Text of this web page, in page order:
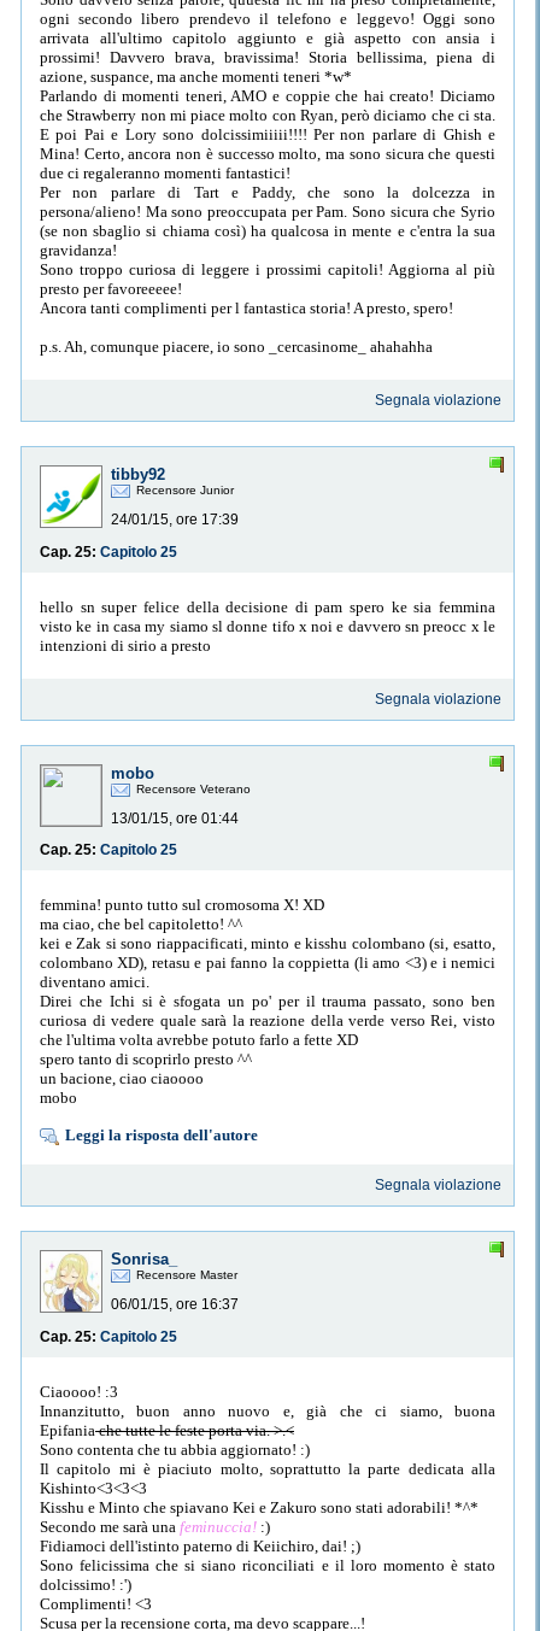
ogni secondo libero prendevo il telefono e leggevo! Oggi sono
arrivata all'ultimo capitolo aggiunto e già aspetto con ansia i
prossimi! Davvero brava, bravissima! Storia bellissima, piena di
azione, suspance, ma anche momenti teneri *w*
Parlando di momenti teneri, AMO e coppie che hai creato! Diciamo
che Strawberry non mi piace molto con Ryan, però diciamo che ci sta.
E poi Pai e Lory sono dolcissimiiiii!!!! Per non parlare di Ghish e
Mina! Certo, ancora non è successo molto, ma sono sicura che questi
due ci regaleranno momenti fantastici!
Per non parlare di Tart e Paddy, che sono la dolcezza in
persona/alieno! Ma sono preoccupata per Pam. Sono sicura che Syrio
(se non sbaglio si chiama così) ha qualcosa in mente e c'entra la sua
gravidanza!
Sono troppo curiosa di leggere i prossimi capitoli! Aggiorna al più
presto per favoreeeee!
Ancora tanti complimenti per l fantastica storia! A presto, spero!
p.s. Ah, comunque piacere, io sono _cercasinome_ ahahahha
Segnala violazione
tibby92
Recensore Junior
24/01/15, ore 17:39
Cap. 25: Capitolo 25
hello sn super felice della decisione di pam spero ke sia femmina
visto ke in casa my siamo sl donne tifo x noi e davvero sn preocc x le
intenzioni di sirio a presto
Segnala violazione
mobo
Recensore Veterano
13/01/15, ore 01:44
Cap. 25: Capitolo 25
femmina! punto tutto sul cromosoma X! XD
ma ciao, che bel capitoletto! ^^
kei e Zak si sono riappacificati, minto e kisshu colombano (si, esatto,
colombano XD), retasu e pai fanno la coppietta (li amo <3) e i nemici
diventano amici.
Direi che Ichi si è sfogata un po' per il trauma passato, sono ben
curiosa di vedere quale sarà la reazione della verde verso Rei, visto
che l'ultima volta avrebbe potuto farlo a fette XD
spero tanto di scoprirlo presto ^^
un bacione, ciao ciaoooo
mobo
Leggi la risposta dell'autore
Segnala violazione
Sonrisa_
Recensore Master
06/01/15, ore 16:37
Cap. 25: Capitolo 25
Ciaoooo! :3
Innanzitutto, buon anno nuovo e, già che ci siamo, buona
Epifaniache tutte le feste porta via. >.<
Sono contenta che tu abbia aggiornato! :)
Il capitolo mi è piaciuto molto, soprattutto la parte dedicata alla
Kishinto<3<3<3
Kisshu e Minto che spiavano Kei e Zakuro sono stati adorabili! *^*
Secondo me sarà una feminuccia! :)
Fidiamoci dell'istinto paterno di Keiichiro, dai! ;)
Sono felicissima che si siano riconciliati e il loro momento è stato
dolcissimo! :')
Complimenti! <3
Scusa per la recensione corta, ma devo scappare...!